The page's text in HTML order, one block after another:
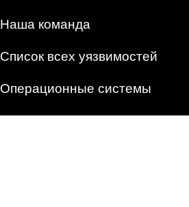
Наша команда
Список всех уязвимостей
Операционные системы